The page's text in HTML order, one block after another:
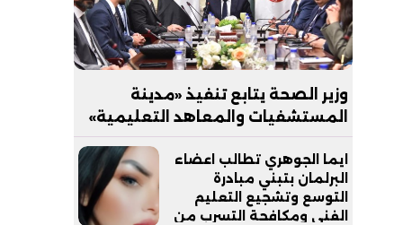
وزير الصحة يتابع تنفيذ «مدينة
المستشفيات والمعاهد التعليمية»
بالعاصمة الجديدة
ايما الجوهري تطالب اعضاء
البرلمان بتبني مبادرة
التوسع وتشجيع التعليم
الفني ومكافحة التسرب من